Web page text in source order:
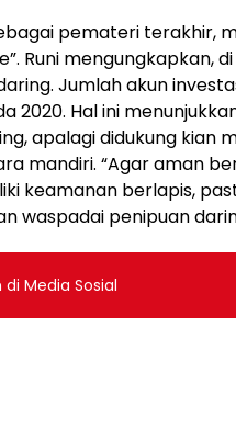
pemateri terakhir,
Runi mengungkapkan,
Jumlah akun
2020. Hal ini
apalagi didukung kian
mandiri. “Agar aman
keamanan berlapis,
waspadai penipuan
Media Sosial